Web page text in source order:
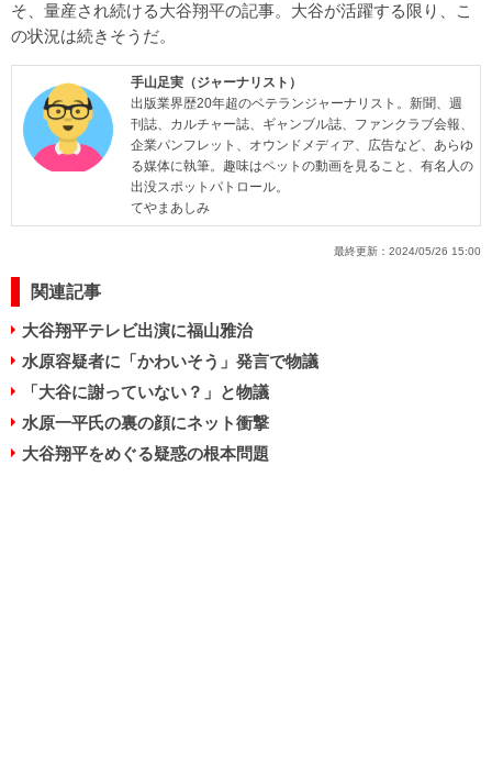
そ、量産され続ける大谷翔平の記事。大谷が活躍する限り、こ
の状況は続きそうだ。
手山足実（ジャーナリスト）
出版業界歴20年超のベテランジャーナリスト。新聞、週
刊誌、カルチャー誌、ギャンブル誌、ファンクラブ会報、
企業パンフレット、オウンドメディア、広告など、あらゆ
る媒体に執筆。趣味はペットの動画を見ること、有名人の
出没スポットパトロール。
てやまあしみ
最終更新： 2024/05/26 15:00
関連記事
大谷翔平テレビ出演に福山雅治
水原容疑者に「かわいそう」発言で物議
「大谷に謝っていない？」と物議
水原一平氏の裏の顔にネット衝撃
大谷翔平をめぐる疑惑の根本問題